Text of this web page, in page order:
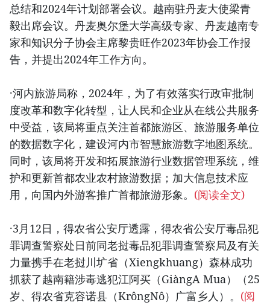
总结和2024年计划部署会议。越南驻丹麦大使梁青
毅出席会议。丹麦奥尔堡大学高级专家、丹麦越南专
家和知识分子协会主席黎贵旺作2023年协会工作报
告，并提出2024年工作方向。
·河内旅游局称，2024年，为了有效落实行政审批制
度改革和数字化转型，让人民和企业从在线公共服务
中受益，该局将重点关注首都旅游区、旅游服务单位
的数据数字化，建设河内市智慧旅游数字地图系统。
同时，该局将开发和拓展旅游行业数据管理系统，维
护和更新首都农业农村旅游数据；加大信息技术应
用，向国内外游客推广首都旅游形象。 (阅读全文)
·3月12日，得农省公安厅透露，得农省公安厅毒品犯
罪调查警察处日前同老挝毒品犯罪调查警察局及有关
力量携手在老挝川圹省（Xiengkhuang）森林成功
抓获了越南籍涉毒逃犯江阿买（GiàngA Mua）（25
岁、得农省克容诺县（KrôngNô）广富乡人）。 (阅